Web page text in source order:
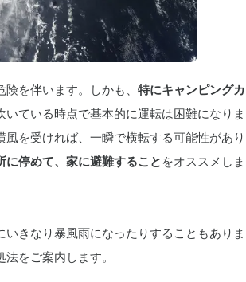
を伴います。しかも、 特にキャンピングカ
いている時点で基本的に運転は困難になりま
を受ければ、一瞬で横転する可能性があり
に停めて、家に避難すること をオススメしま
きなり暴風雨になったりすることもありま
をご案内します。